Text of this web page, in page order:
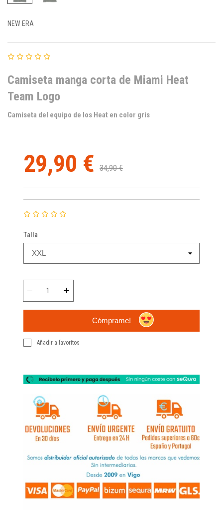
NEW ERA
Camiseta manga corta de Miami Heat
Team Logo
Camiseta del equipo de los Heat en color gris
29,90 € 34,90 €
Talla
Cómprame!
Añadir a favoritos